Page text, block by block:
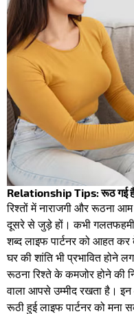
Relationship Tips: रूठ गई है
रिश्तों में नाराजगी और रूठना
दूसरे से जुड़े हों। कभी
शब्द लाइफ पार्टनर को आहत कर
घर की शांति भी प्रभावित होने
रूठना रिश्ते के कमजोर होने की
वाला आपसे उम्मीद रखता है।
रूठी हुई लाइफ पार्टनर को मना